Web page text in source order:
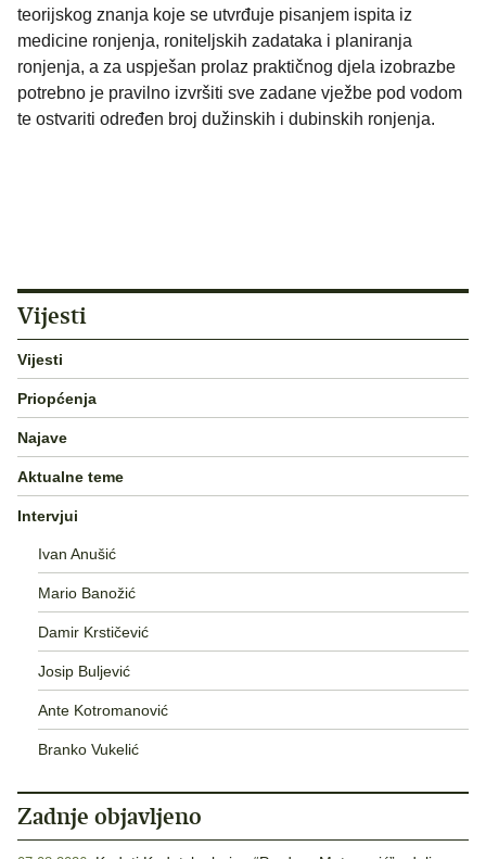
teorijskog znanja koje se utvrđuje pisanjem ispita iz
medicine ronjenja, roniteljskih zadataka i planiranja
ronjenja, a za uspješan prolaz praktičnog djela izobrazbe
potrebno je pravilno izvršiti sve zadane vježbe pod vodom
te ostvariti određen broj dužinskih i dubinskih ronjenja.
Vijesti
Vijesti
Priopćenja
Najave
Aktualne teme
Intervjui
Ivan Anušić
Mario Banožić
Damir Krstičević
Josip Buljević
Ante Kotromanović
Branko Vukelić
Zadnje objavljeno